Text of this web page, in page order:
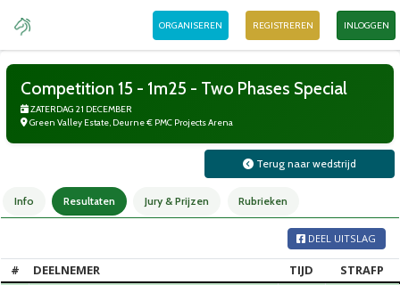
ORGANISEREN REGISTREREN INLOGGEN
Competition 15 - 1m25 - Two Phases Special
ZATERDAG 21 DECEMBER
Green Valley Estate, Deurne € PMC Projects Arena
Terug naar wedstrijd
Info Resultaten Jury & Prijzen Rubrieken
DEEL UITSLAG
# DEELNEMER TIJD STRAFP